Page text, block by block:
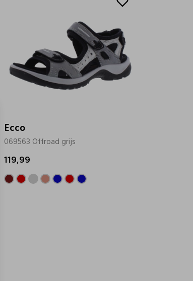
Ecco
069563 Offroad grijs
119,99